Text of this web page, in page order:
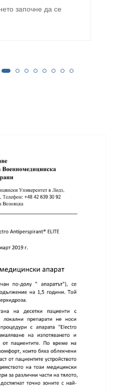
започне да се